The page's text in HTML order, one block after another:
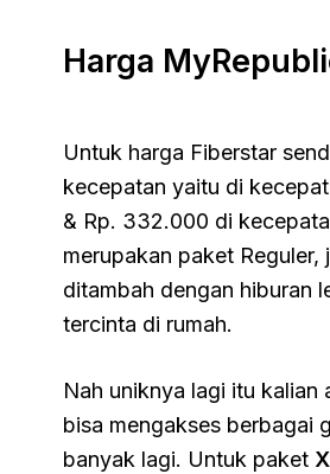
Harga
Untuk harga Fiberstar
kecepatan yaitu di
& Rp. 332.000 di
merupakan paket
ditambah dengan hiburan
tercinta di rumah.
Nah uniknya lagi itu kalian
bisa mengakses berbagai
banyak lagi. Untuk paket